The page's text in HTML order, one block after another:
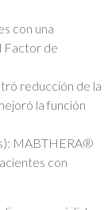
con una
Factor de
reducción de la
la función
MABTHERA®
con